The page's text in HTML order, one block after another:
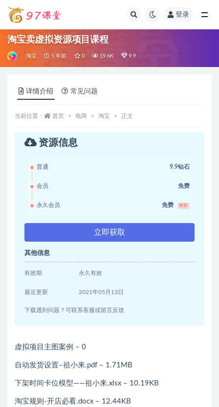
登录
淘宝卖虚拟资源项目课程
淘宝 5 年前 0 19.6K 9.9
详情介绍 常见问题
当前位置： 首页 电商 淘宝 正文
资源信息
普通 9.9钻石
会员 免费
永久会员 免费 推荐
立即获取
其他信息
有效期 永久有效
最近更新 2021年05月13日
下载遇到问题？可联系客服或留言反馈
虚拟项目主图案例 – 0
自动发货设置–祖小来.pdf – 1.71MB
下架时间卡位模型——祖小来.xlsx – 10.19KB
淘宝规则-开店必看.docx – 12.44KB